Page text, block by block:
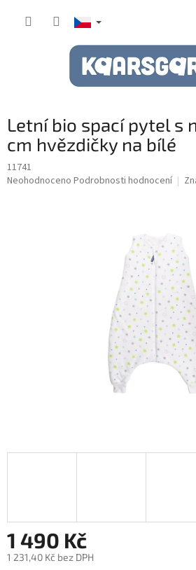
Letní bio spací pytel s
cm hvězdičky na bílé
11741
Průměrné
Neohodnoceno Podrobnosti hodnocení
1 490 Kč
1 231,40 Kč bez DPH